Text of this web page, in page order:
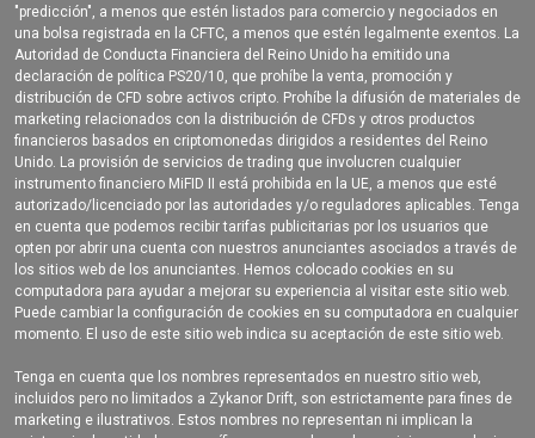
"predicción", a menos que estén listados para comercio y negociados en
una bolsa registrada en la CFTC, a menos que estén legalmente exentos. La
Autoridad de Conducta Financiera del Reino Unido ha emitido una
declaración de política PS20/10, que prohíbe la venta, promoción y
distribución de CFD sobre activos cripto. Prohíbe la difusión de materiales de
marketing relacionados con la distribución de CFDs y otros productos
financieros basados en criptomonedas dirigidos a residentes del Reino
Unido. La provisión de servicios de trading que involucren cualquier
instrumento financiero MiFID II está prohibida en la UE, a menos que esté
autorizado/licenciado por las autoridades y/o reguladores aplicables. Tenga
en cuenta que podemos recibir tarifas publicitarias por los usuarios que
opten por abrir una cuenta con nuestros anunciantes asociados a través de
los sitios web de los anunciantes. Hemos colocado cookies en su
computadora para ayudar a mejorar su experiencia al visitar este sitio web.
Puede cambiar la configuración de cookies en su computadora en cualquier
momento. El uso de este sitio web indica su aceptación de este sitio web.
Tenga en cuenta que los nombres representados en nuestro sitio web,
incluidos pero no limitados a Zykanor Drift, son estrictamente para fines de
marketing e ilustrativos. Estos nombres no representan ni implican la